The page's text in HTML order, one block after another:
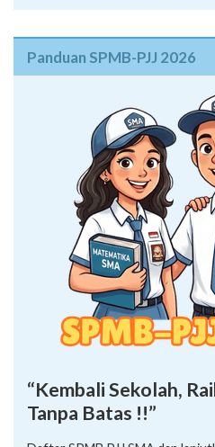
Panduan SPMB-PJJ 2026
“Kembali Sekolah,
Tanpa Batas !!”